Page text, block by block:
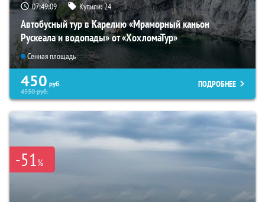
07:49:08 Купили:24
Автобусный тур в Карелию «Мраморный каньон
Рускеала и водопады» от «ХохломаТур»
Сенная площадь
450 руб.
4550руб.
ПОДРОБНЕЕ
-51%